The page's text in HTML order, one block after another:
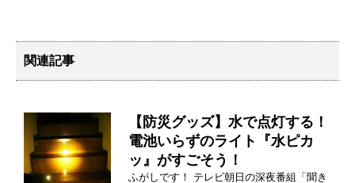
関連記事
【防災グッズ】水で点灯する！
電池いらずのライト『水ピカ
ッ』がすごそう！
ふがしです！ テレビ朝日の深夜番組「聞き